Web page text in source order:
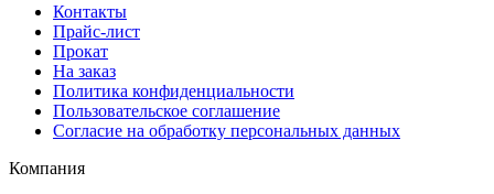
Контакты
Прайс-лист
Прокат
На заказ
Политика конфиденциальности
Пользовательское соглашение
Согласие на обработку персональных данных
Компания